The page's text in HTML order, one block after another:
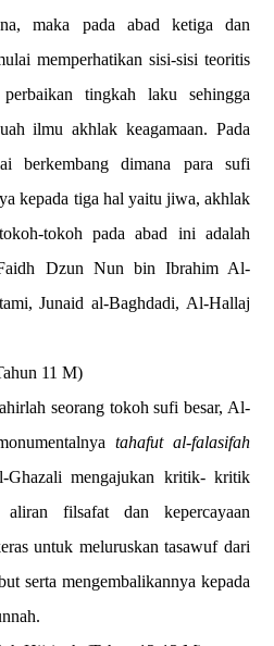
maka pada abad ketiga dan
memperhatikan sisi-sisi teoritis
tingkah laku sehingga
ilmu akhlak keagamaan. Pada
berkembang dimana para sufi
kepada tiga hal yaitu jiwa, akhlak
tokoh pada abad ini adalah
Dzun Nun bin Ibrahim Al-
Junaid al-Baghdadi, Al-Hallaj
11 M)
seorang tokoh sufi besar, Al-
numentalnyatahafut al-falasifah
Ghazali mengajukan kritik- kritik
filsafat dan kepercayaan
untuk meluruskan tasawuf dari
serta mengembalikannya kepada